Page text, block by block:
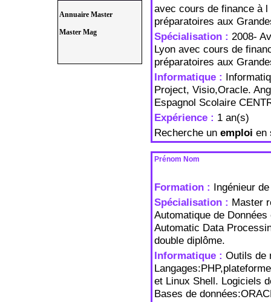
Annuaire Master
Master Mag
avec cours de finance à l
préparatoires aux
Spécialisation : 2008-
Lyon avec cours de
préparatoires aux
Informatique :
Project, Visio,Oracle.
Espagnol Scolaire
Expérience : 1 an(s)
Recherche un emploi en
Prénom Nom
Formation : Ingénieur
Spécialisation : Master
Automatique de
Automatic Data
double diplôme.
Informatique : Outils de
et Linux Shell. Logiciels
Bases de